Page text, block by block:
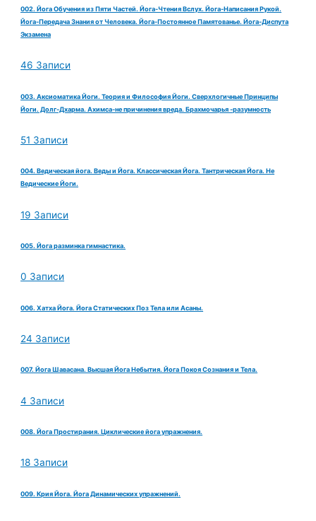
002. Йога Обучения из Пяти Частей. Йога-Чтения Вслух. Йога-Написания Рукой.
Йога-Передача Знания от Человека. Йога-Постоянное Памятованье. Йога-Диспута
Экзамена
46 Записи
003. Аксиоматика Йоги. Теория и Философия Йоги. Сверхлогичные Принципы
Йоги. Долг-Дхарма. Ахимса-не причинения вреда. Брахмочарья -разумность
51 Записи
004. Ведическая йога. Веды и Йога. Классическая Йога. Тантрическая Йога. Не
Ведические Йоги.
19 Записи
005. Йога разминка гимнастика.
0 Записи
006. Хатха Йога. Йога Статических Поз Тела или Асаны.
24 Записи
007. Йога Шавасана. Высшая Йога Небытия. Йога Покоя Сознания и Тела.
4 Записи
008. Йога Простирания. Циклические йога упражнения.
18 Записи
009. Крия Йога. Йога Динамических упражнений.